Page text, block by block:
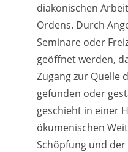
diakonischen
Ordens. Durch
Seminare oder
geöffnet werden,
Zugang zur Quelle
gefunden oder
geschieht in einer
ökumenischen
Schöpfung und